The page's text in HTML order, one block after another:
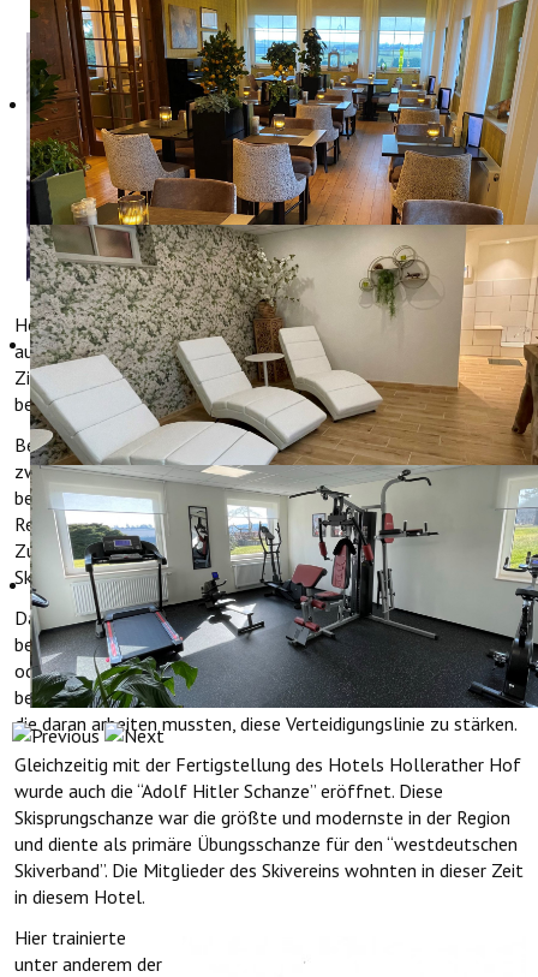
Das Hotel
Restaurant
Hollerather
Hof wurde
1933/1934
von Heinrich
Kampschulte
erbaut. Das
Hotel diente
damals als
Vorbild für alle
Hotels in der Eifel, da es mit den modernsten Neuheiten
ausgestattet war, wie fließend Kalt- und Warmwasser in den
Zimmern und einer Zentralheizung. Damals war das Hotel
bekannt unter dem Namen “Sporthotel Hollerather Hof”.
Besonders im Winter war hier viel los. Damals gab es jährlich
zwei bis drei Meter Schnee und Hollerath zählte zu einem der
bekanntesten Wintersportgebiet in der Eifel. Vor allem aus der
Region Köln, Aachen und Bonn kamen viele Touristen mit dem
Zug nach Hellenthal und dann mit dem Bus nach Hollerath zum
Skifahren, Langlaufen und Rodeln.
Das Hotel wurde häufig auch von hochrangigen Offizieren
besucht, die der Verstärkung vom Westwall (auch Hockerlinie
oder Siegfriedlinie genannt) überwachten. Hinter dem Hotel
befand sich ein Gefangenenlager für russische Kriegsgefangene,
die daran arbeiten mussten, diese Verteidigungslinie zu stärken.
Gleichzeitig mit der Fertigstellung des Hotels Hollerather Hof
wurde auch die “Adolf Hitler Schanze” eröffnet. Diese
Skisprungschanze war die größte und modernste in der Region
und diente als primäre Übungsschanze für den “westdeutschen
Skiverband”. Die Mitglieder des Skivereins wohnten in dieser Zeit
in diesem Hotel.
Hier trainierte
unter anderem der